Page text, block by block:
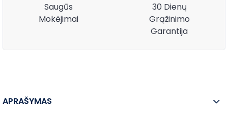
Saugūs
Mokėjimai
30 Dienų
Grąžinimo
Garantija
APRAŠYMAS